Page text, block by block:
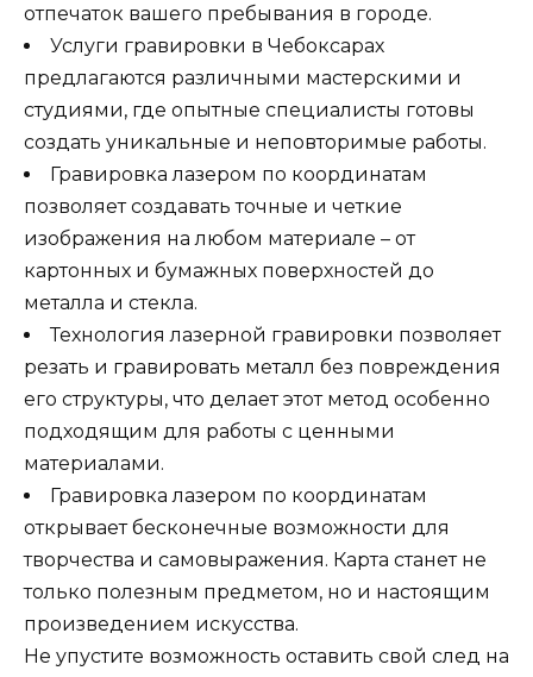
отпечаток вашего пребывания в городе.
Услуги гравировки в Чебоксарах
предлагаются различными мастерскими и
студиями, где опытные специалисты готовы
создать уникальные и неповторимые работы.
Гравировка лазером по координатам
позволяет создавать точные и четкие
изображения на любом материале – от
картонных и бумажных поверхностей до
металла и стекла.
Технология лазерной гравировки позволяет
резать и гравировать металл без повреждения
его структуры, что делает этот метод особенно
подходящим для работы с ценными
материалами.
Гравировка лазером по координатам
открывает бесконечные возможности для
творчества и самовыражения. Карта станет не
только полезным предметом, но и настоящим
произведением искусства.
Не упустите возможность оставить свой след на